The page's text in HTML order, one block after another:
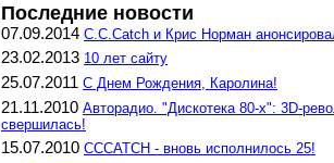
Последние новости
07.09.2014 C.C.Catch и Крис Норман
23.02.2013 10 лет сайту
25.07.2011 С Днем Рождения, Каролина!
21.11.2010 Авторадио. "Дискотека 80-х": 3D-
свершилась!
15.07.2010 CCCATCH - вновь исполнилось 25!